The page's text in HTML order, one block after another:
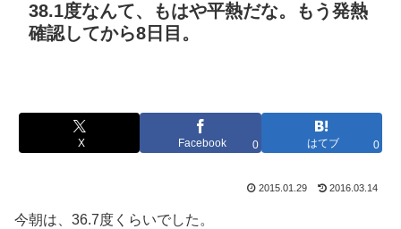
38.1度なんて、もはや平熱だな。もう発熱
確認してから8日目。
X Facebook 0 はてブ 0
2015.01.29 2016.03.14
今朝は、36.7度くらいでした。